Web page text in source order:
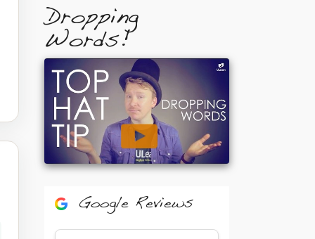
Dropping
Words!
Google Reviews